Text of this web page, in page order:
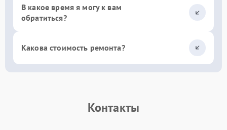
В какое время я могу к вам
обратиться?
Какова стоимость ремонта?
Контакты